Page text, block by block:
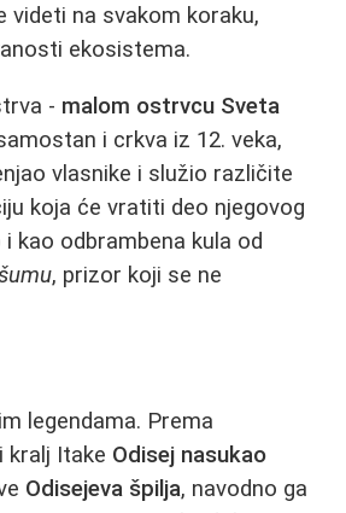
videti na svakom koraku,
ekosistema.
- malom ostrvcu Sveta
i crkva iz 12. veka,
vlasnike i služio različite
koja će vratiti deo njegovog
kao odbrambena kula od
, prizor koji se ne
legendama. Prema
kralj Itake Odisej nasukao
Odisejeva špilja, navodno ga